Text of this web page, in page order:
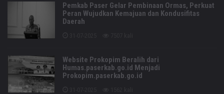
Pemkab Paser Gelar Pembinaan Ormas, Perkuat
Peran Wujudkan Kemajuan dan Kondusifitas
Daerah
Website Prokopim Beralih dari
Humas.paserkab.go.id Menjadi
Prokopim.paserkab.go.id